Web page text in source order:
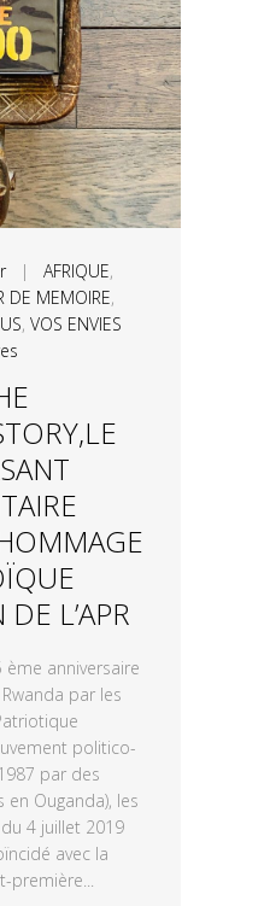
| AFRIQUE,
DE MEMOIRE,
, VOS ENVIES
L’APR
anniversaire
par les
politico-
par des
en Ouganda), les
4 juillet 2019
avec la
première...